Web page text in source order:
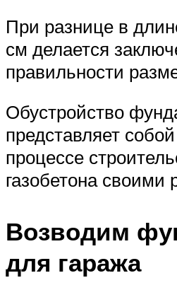
При разнице в
см делается
правильности
Обустройство
представляет
процессе
газобетона своими
Возводим
для гаража